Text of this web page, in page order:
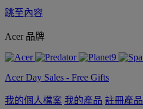
跳至內容
Acer 品牌
Acer Day Sales - Free Gifts
我的個人檔案 我的產品 註冊產品